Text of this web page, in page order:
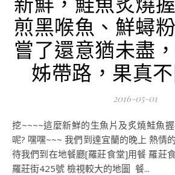
煎黑喉魚、鮮蟳
嘗了還意猶未盡
姊帶路，果真
2016-05-01
挖~~~~這麼新鮮的生魚片及炙燒鮭魚握壽司要在哪裡吃的到
呢? 嘿嘿~~~ 我們到達宜蘭的晚上 熱情
待我們到在地餐廳[羅莊食堂]用餐 羅莊
羅莊街425號 檢視較大的地圖 ​​​​ 餐...